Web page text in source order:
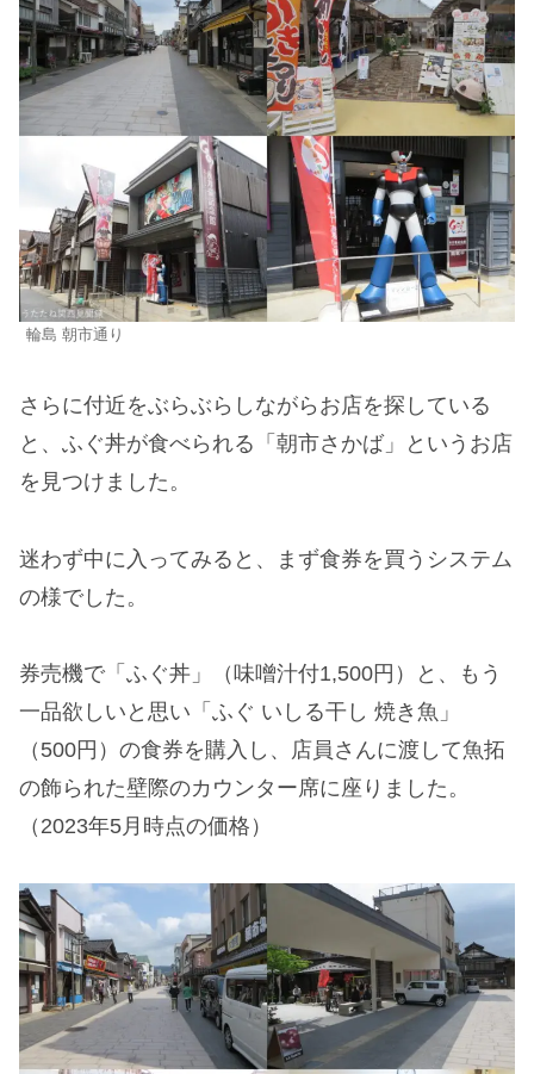
輪島 朝市通り
さらに付近をぶらぶらしながらお店を探している
と、ふぐ丼が食べられる「朝市さかば」というお店
を見つけました。
迷わず中に入ってみると、まず食券を買うシステム
の様でした。
券売機で「ふぐ丼」（味噌汁付1,500円）と、もう
一品欲しいと思い「ふぐ いしる干し 焼き魚」
（500円）の食券を購入し、店員さんに渡して魚拓
の飾られた壁際のカウンター席に座りました。
（2023年5月時点の価格）